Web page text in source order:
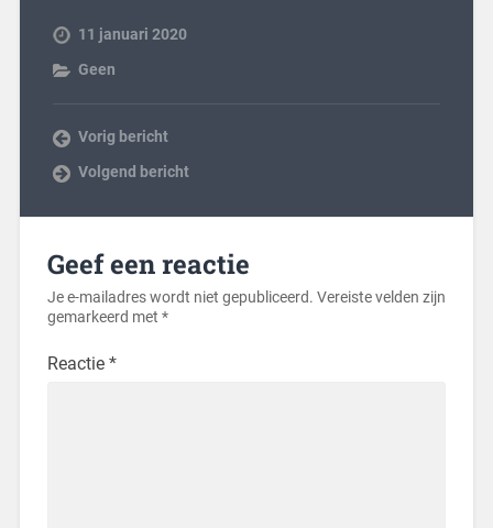
11 januari 2020
Geen
Vorig bericht
Volgend bericht
Geef een reactie
Je e-mailadres wordt niet gepubliceerd. Vereiste velden zijn
gemarkeerd met *
Reactie *